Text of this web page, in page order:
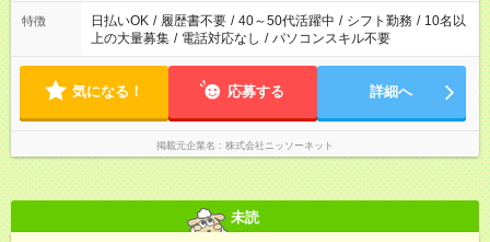
特徴 日払いOK / 履歴書不要 / 40～50代活躍中 / シフト勤務 / 10名以
上の大量募集 / 電話対応なし / パソコンスキル不要
気になる！ 応募する 詳細へ
掲載元企業名 株式会社ニッソーネット
未読